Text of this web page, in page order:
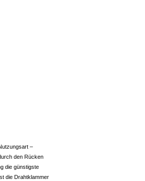
–
den Rücken
die günstigste
die Drahtklammer